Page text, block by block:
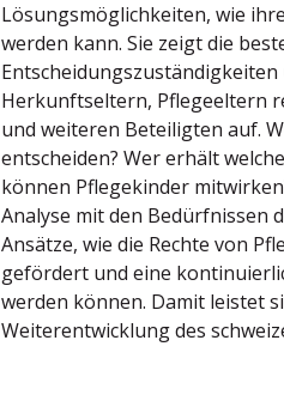
Lösungsmöglichkeiten, wie
werden kann. Sie zeigt die
Herkunftseltern, Pflegeeltern
und weiteren Beteiligten auf.
entscheiden? Wer erhält
können Pflegekinder
Analyse mit den Bedürfnissen
Ansätze, wie die Rechte von
gefördert und eine
werden können. Damit leistet
Weiterentwicklung des